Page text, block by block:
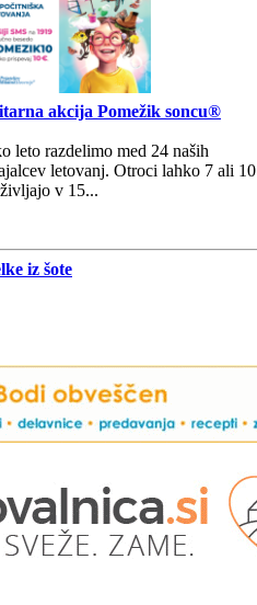
akcija Pomežik soncu®
leto razdelimo med 24 naših
letovanj. Otroci lahko 7 ali 10
v 15...
iz šote